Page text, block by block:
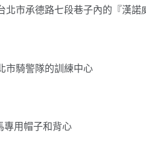
北市承德路七段巷子內的『漢
市騎警隊的訓練中心
用帽子和背心